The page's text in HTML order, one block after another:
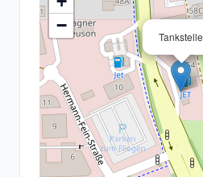
Tankstelle
−